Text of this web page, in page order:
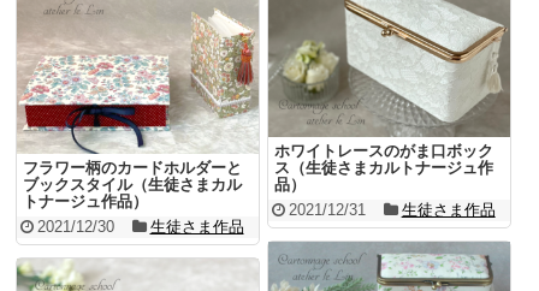
ホワイトレースのがま口ボック
ス（生徒さまカルトナージュ作
品）
2021/12/31
生徒さま作品
フラワー柄のカードホルダーと
ブックスタイル（生徒さまカル
トナージュ作品）
2021/12/30
生徒さま作品